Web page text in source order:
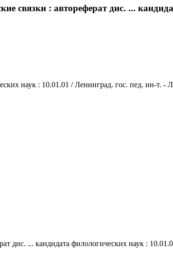
связки : автореферат дис. ...
наук : 10.01.01 / Ленинград. гос. пед. ин-т. -
дис. ... кандидата филологических наук :